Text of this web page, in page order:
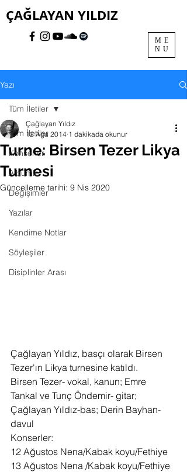
ME
NU
ÇAĞLAYAN YILDIZ
Yazı
Tüm İletiler
Konserler
Albümler
Değişimler
Yazılar
Kendime Notlar
Söyleşiler
Disiplinler Arası
Tüm İletiler
Turne: Birsen Tezer Likya
Turnesi
Çağlayan Yıldız
12 Ağu 2014 1 dakikada okunur
Güncelleme tarihi: 9 Nis 2020
Çağlayan Yıldız, basçı olarak Birsen
Tezer'ın Likya turnesine katıldı.
Birsen Tezer- vokal, kanun; Emre
Tankal ve Tunç Öndemir- gitar;
Çağlayan Yıldız-bas; Derin Bayhan-
davul
Konserler:
12 Ağustos Nena/Kabak koyu/Fethiye
13 Ağustos Nena /Kabak koyu/Fethiye